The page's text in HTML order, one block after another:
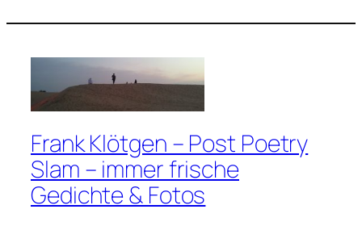
Frank Klötgen – Post Poetry
Slam – immer frische
Gedichte & Fotos